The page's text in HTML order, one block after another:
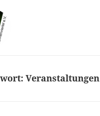
Veranstaltungen